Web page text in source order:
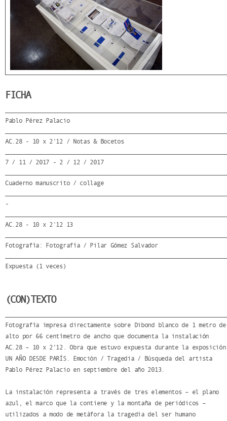
FICHA
Pablo Pérez Palacio
AC.28 - 10 x 2'12 / Notas & Bocetos
7 / 11 / 2017 - 2 / 12 / 2017
Cuaderno manuscrito / collage
-
AC.28 - 10 x 2'12 13
Fotografía: Fotografía / Pilar Gómez Salvador
Expuesta (1 veces)
(CON)TEXTO
Fotografía impresa directamente sobre Dibond blanco de 1 metro de
alto por 66 centímetro de ancho que documenta la instalación
AC.28 – 10 x 2’12. Obra que estuvo expuesta durante la exposición
UN AÑO DESDE PARÍS. Emoción / Tragedia / Búsqueda del artista
Pablo Pérez Palacio en septiembre del año 2013.
La instalación representa a través de tres elementos – el plano
azul, el marco que la contiene y la montaña de periódicos –
utilizados a modo de metáfora la tragedia del ser humano